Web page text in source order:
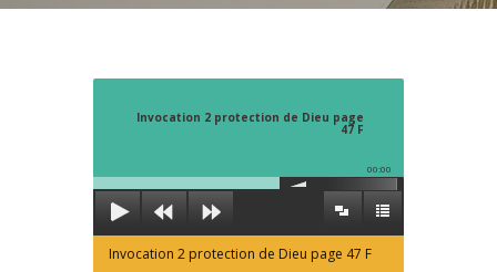
Invocation 2 protection de Dieu page
47 F
00:00
Invocation 2 protection de Dieu page 47 F